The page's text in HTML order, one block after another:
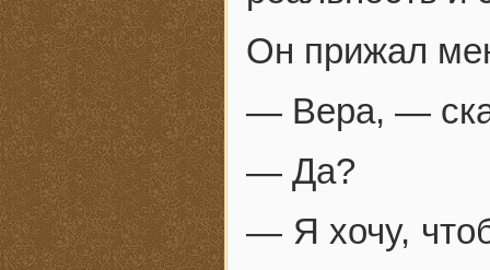
Он прижал
— Вера, —
— Да?
— Я хочу,